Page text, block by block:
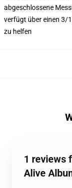
abgeschlossene
verfügt über einen 3/
zu helfen
1 reviews
Alive